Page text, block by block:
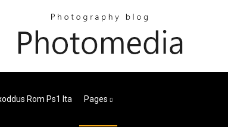
Rom Ps1 Ita Pages